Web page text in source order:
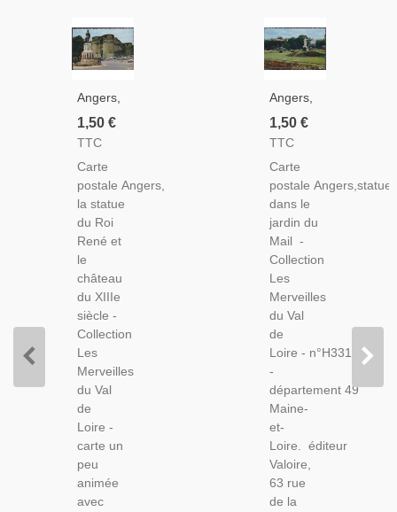
Angers,
La
Statue
René Et
Le
Château
- Carte
Postale
Département
49
Maine-
Et-Loire
1,50 €
TTC
Carte
postale Angers,
la statue
du Roi
René et
le
château
du XIIIe
siècle -
Collection
Les
Merveilles
du Val
de
Loire -
carte un
peu
animée
avec
Angers,
Statue
Dans Le
Du Mail -
Carte
Postale
Département
49
Maine-
Et-Loire
1,50 €
TTC
Carte
postale Angers,statue
dans le
jardin du
Mail -
Collection
Les
Merveilles
du Val
de
Loire - n°H3312
-
département 49
Maine-
et-
Loire. éditeur
Valoire,
63 rue
de la